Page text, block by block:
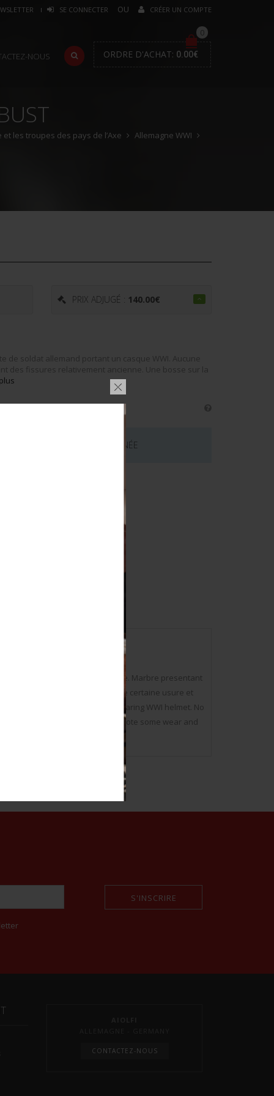
SE CONNECTER CRÉER UN COMPTE
NOUS
0
ORDRE D'ACHAT: 0.00€
et les troupes des pays de l’Axe
Allemagne WWI
PRIX ADJUGÉ : 140.00€
de soldat allemand portant un casque WWI. Aucune
des fissures relativement ancienne. Une bosse sur la
LOT EST MAINTENANT TERMINÉE
WWI. Aucune signature visible. Marbre presentant
Hauteur 22,5 cm. A noter une certaine usure et
Bust of German soldier wearing WWI helmet. No
of the helmet. Height 22.5 cm. Note some wear and
S'INSCRIRE
CONTACTEZ-NOUS